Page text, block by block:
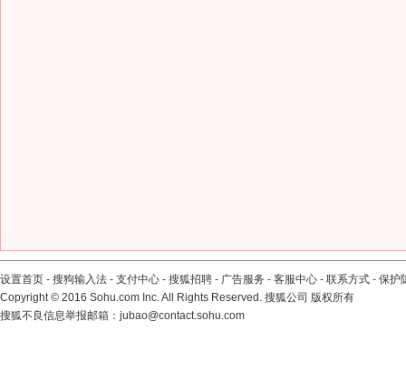
设置首页 - 搜狗输入法 - 支付中心 - 搜狐招聘 - 广告服务 - 客服中心 - 联系方式 - 保护
Copyright© 2016 Sohu.com Inc. All Rights Reserved. 搜狐公司 版权所有
搜狐不良信息举报邮箱： jubao@contact.sohu.com